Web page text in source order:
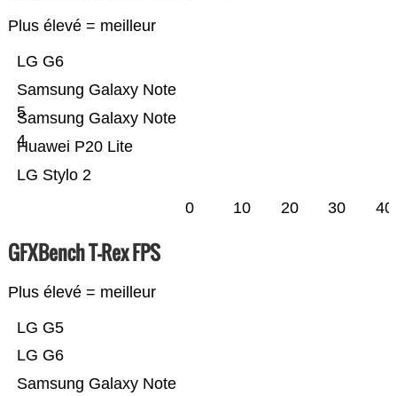
Plus élevé = meilleur
LG Stylo 2
Huawei P20 Lite
Samsung Galaxy Note
4
Samsung Galaxy Note
5
LG G6
0 10 20 30 40
GFXBench T-Rex FPS
Plus élevé = meilleur
Samsung Galaxy Note
LG G6
LG G5